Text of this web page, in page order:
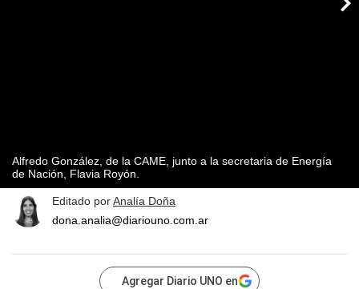
Alfredo González, de la CAME, junto a la secretaria de Energía
de Nación, Flavia Royón.
Editado porAnalía Doña
dona.analia@diariouno.com.ar
Agregar Diario UNO en